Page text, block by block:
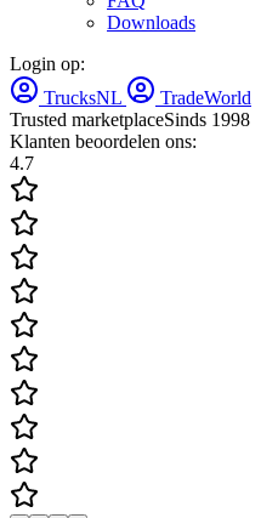
Downloads
Login op:
TrucksNL
TradeWorld
Trusted marketplaceSinds 1998
Klanten beoordelen ons:
4.7